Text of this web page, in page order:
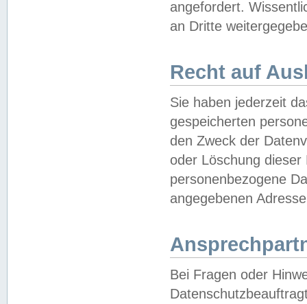
angefordert.
an Dritte
Recht auf
Sie haben jederzeit
gespeicherten
den Zweck der
oder Löschung
personenbezogene
angegebenen
Bei Fragen oder